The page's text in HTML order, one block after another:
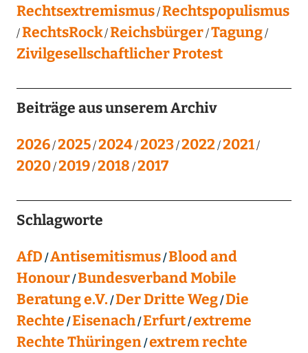
Rechtsextremismus Rechtspopulismus
RechtsRock Reichsbürger Tagung
Zivilgesellschaftlicher Protest
Beiträge aus unserem Archiv
2026 2025 2024 2023 2022 2021
2020 2019 2018 2017
Schlagworte
AfD Antisemitismus Blood and
Honour Bundesverband Mobile
Beratung e.V. Der Dritte Weg Die
Rechte Eisenach Erfurt extreme
Rechte Thüringen extrem rechte